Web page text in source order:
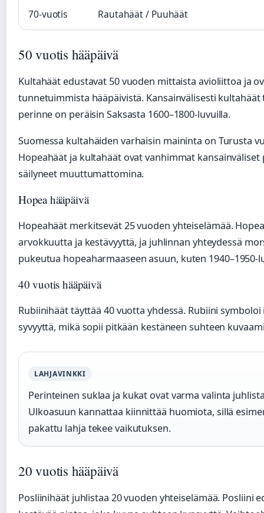
70-vuotis Rautahäät / Puuhäät
50 vuotis hääpäivä
Kultahäät edustavat 50 vuoden mittaista avioliittoa ja
tunnetuimmista hääpäivistä. Kansainvälisesti
perinne on peräisin Saksasta 1600–1800-luvuilla.
Suomessa kultahäiden varhaisin maininta on Turusta
Hopeahäät ja kultahäät ovat vanhimmat
säilyneet muuttumattomina.
Hopea hääpäivä
Hopeahäät merkitsevät 25 vuoden yhteiselämää.
arvokkuutta ja kestävyyttä, ja juhlinnan yhteydessä
pukeutua hopeaharmaaseen asuun, kuten 1940–1950-
40 vuotis hääpäivä
Rubiinihäät täyttää 40 vuotta yhdessä. Rubiini
syvyyttä, mikä sopii pitkään kestäneen suhteen
LAHJAVINKKI
Perinteinen suklaa ja kukat ovat varma valinta
Ulkoasuun kannattaa kiinnittää huomiota, sillä
pakattu lahja tekee vaikutuksen.
20 vuotis hääpäivä
Posliinihäät juhlistaa 20 vuoden yhteiselämää. Posliini